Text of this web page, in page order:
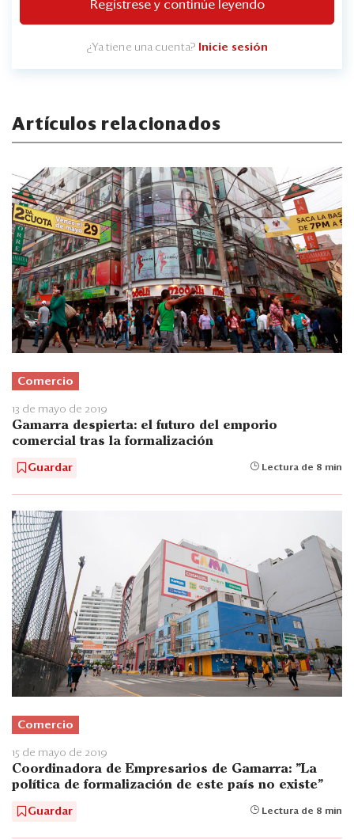
Regístrese y continúe leyendo
¿Ya tiene una cuenta? Inicie sesión
Artículos relacionados
Comercio
13 de mayo de 2019
Gamarra despierta: el futuro del emporio
comercial tras la formalización
Guardar Lectura de 8 min
Comercio
15 de mayo de 2019
Coordinadora de Empresarios de Gamarra: "La
política de formalización de este país no existe"
Guardar Lectura de 8 min